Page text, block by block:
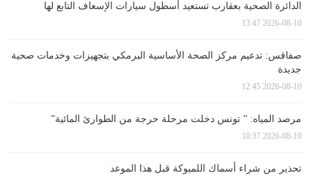
الدائرة الصحية بعقارب تستعيد أسطول سيارات الإسعاف التابع لها
2026-08-10 13:47
صفاقس: تدعيم مركز الصحة الأساسية البرمكي بتجهيزات وخدمات صحية
جديدة
2026-08-10 12:45
مرصد المياه: ” تونس دخلت مرحلة حرجة من الطوارئ المائية”
2026-08-10 10:37
تحذير من شراء أسماك اللمبوكة قبل هذا الموعد